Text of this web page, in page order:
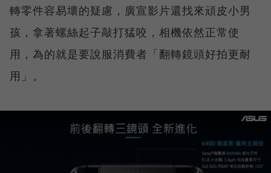
轉零件容易壞的疑慮，廣宣影片還找來頑皮小男
孩，拿著螺絲起子敲打猛咬，相機依然正常使
用，為的就是要說服消費者「翻轉鏡頭好拍更耐
用」。